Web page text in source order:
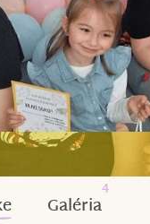
Galéria
4